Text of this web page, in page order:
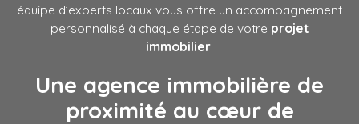
équipe d’experts locaux vous offre un accompagnement
personnalisé à chaque étape de votre projet
immobilier.
Une agence immobilière de
proximité au cœur de